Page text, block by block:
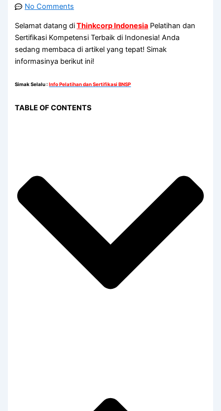
No Comments
Selamat datang diThinkcorp Indonesia Pelatihan dan
Sertifikasi Kompetensi Terbaik di Indonesia! Anda
sedang membaca di artikel yang tepat! Simak
informasinya berikut ini!
Simak Selalu:Info Pelatihan dan Sertifikasi BNSP
TABLE OF CONTENTS